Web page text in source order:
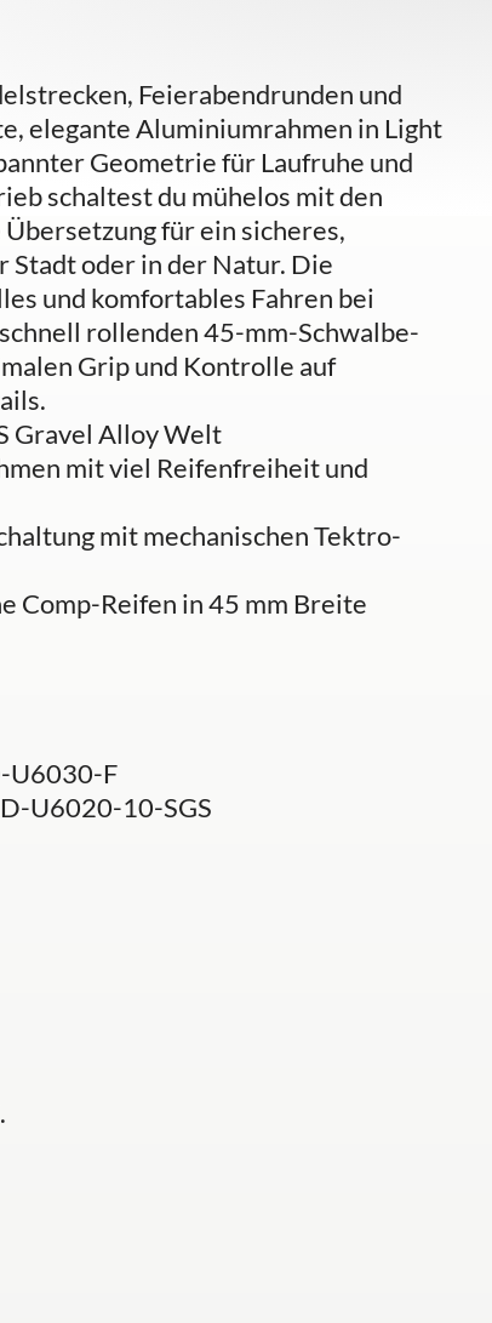
Feierabendrunden und
elegante Aluminiumrahmen in Light
Geometrie für Laufruhe und
schaltest du mühelos mit den
für ein sicheres,
Stadt oder in der Natur. Die
und komfortables Fahren bei
rollenden 45-mm-Schwalbe-
Grip und Kontrolle auf
Gravel Alloy Welt
mit viel Reifenfreiheit und
mit mechanischen Tektro-
Comp-Reifen in 45 mm Breite
U6030-F
U6020-10-SGS